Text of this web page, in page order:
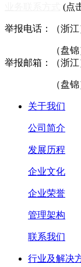
(点
举报电话：（浙江
（盘锦）
举报邮箱：（浙江
（盘锦）
关于我们
公司简介
发展历程
企业文化
企业荣誉
管理架构
联系我们
行业及解决